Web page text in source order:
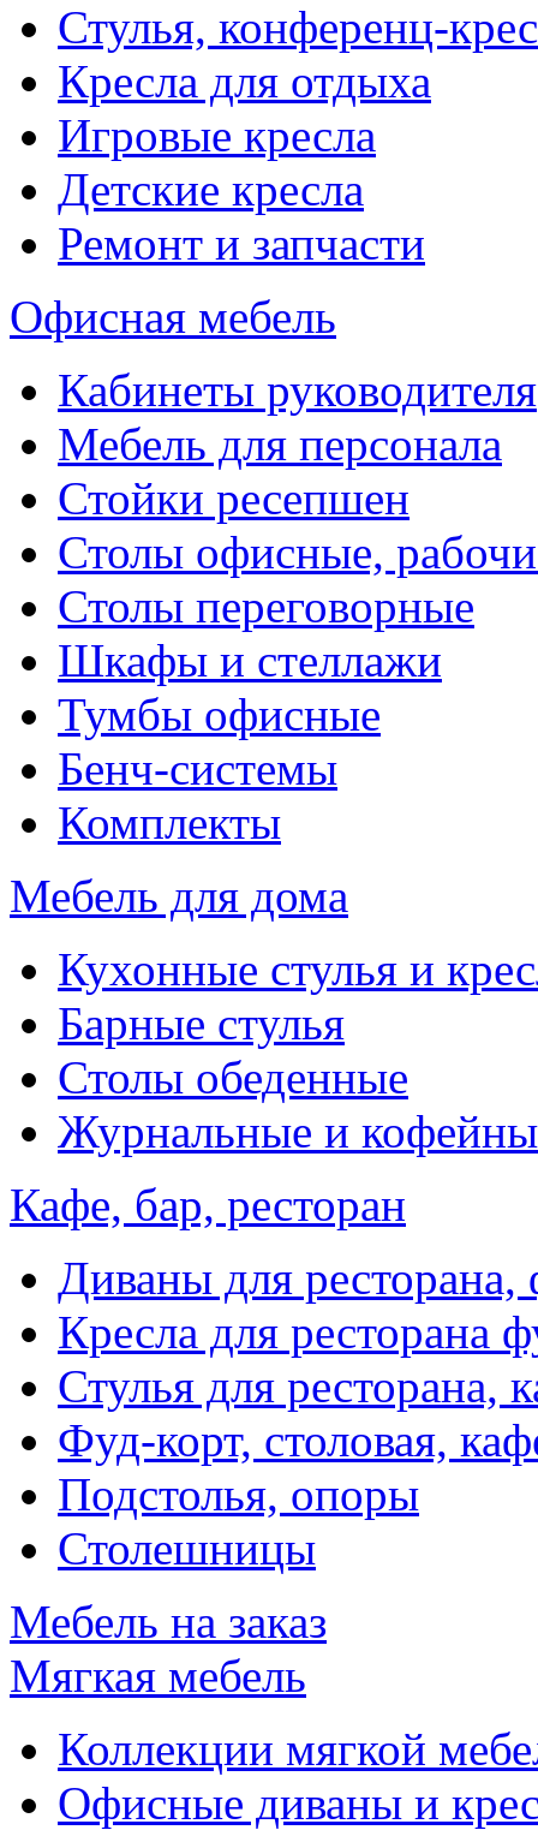
Стулья, конференц-
Кресла для отдыха
Игровые кресла
Детские кресла
Ремонт и запчасти
Офисная мебель
Кабинеты руководителя
Мебель для персонала
Стойки ресепшен
Столы офисные,
Столы переговорные
Шкафы и стеллажи
Тумбы офисные
Бенч-системы
Комплекты
Мебель для дома
Кухонные стулья и
Барные стулья
Столы обеденные
Журнальные и
Кафе, бар, ресторан
Диваны для ресторана,
Кресла для ресторана
Стулья для ресторана,
Фуд-корт, столовая,
Подстолья, опоры
Столешницы
Мебель на заказ
Мягкая мебель
Коллекции мягкой
Офисные диваны и